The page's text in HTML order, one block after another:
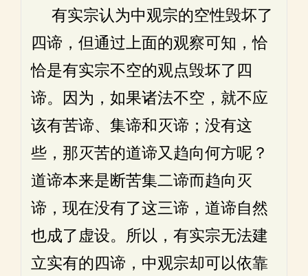
有实宗认为中观宗的空性毁坏了
四谛，但通过上面的观察可知，恰
恰是有实宗不空的观点毁坏了四
谛。因为，如果诸法不空，就不应
该有苦谛、集谛和灭谛；没有这
些，那灭苦的道谛又趋向何方呢？
道谛本来是断苦集二谛而趋向灭
谛，现在没有了这三谛，道谛自然
也成了虚设。所以，有实宗无法建
立实有的四谛，中观宗却可以依靠